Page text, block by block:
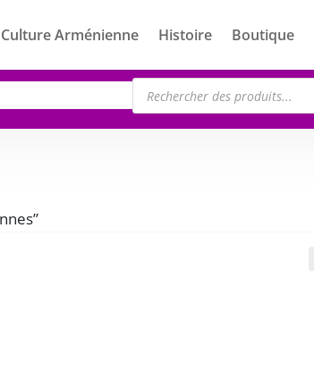
Arménienne Histoire Boutique
Recherche
de
produits